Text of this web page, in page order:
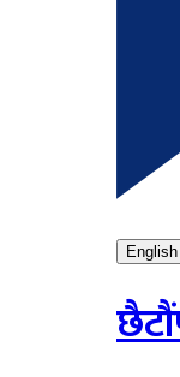
English